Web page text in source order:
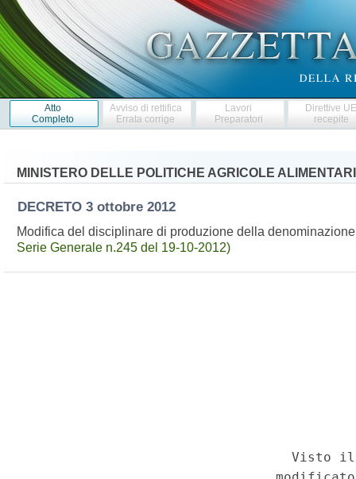
Atto
Completo
Avviso di rettifica
Errata corrige
Lavori
Preparatori
Direttive
recepite
MINISTERO DELLE POLITICHE AGRICOLE
DECRETO 3 ottobre 2012
Modifica del disciplinare di produzione della
Serie Generale n.245 del 19-10-2012)